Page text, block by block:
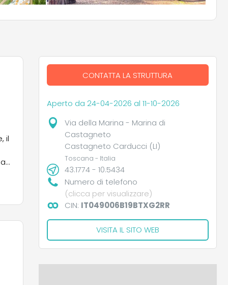
il
CONTATTA LA STRUTTURA
Aperto da 24-04-2026 al 11-10-2026
Via della Marina - Marina di
Castagneto
Castagneto Carducci (LI)
Toscana - Italia
43.1774 - 10.5434
Numero di telefono
(clicca per visualizzare)
CIN: IT049006B19BTXG2RR
VISITA IL SITO WEB